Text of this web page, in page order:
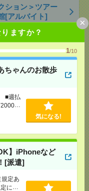
ますか？
1/10
ちゃんのお散歩
■週払
円
気になる!
】iPhoneなど
[派遣]
定あ
によ
×
ション＞ツアー
[アルバイト]
歩10
気になる！
日＞ドーム公演
徒歩5
気になる！